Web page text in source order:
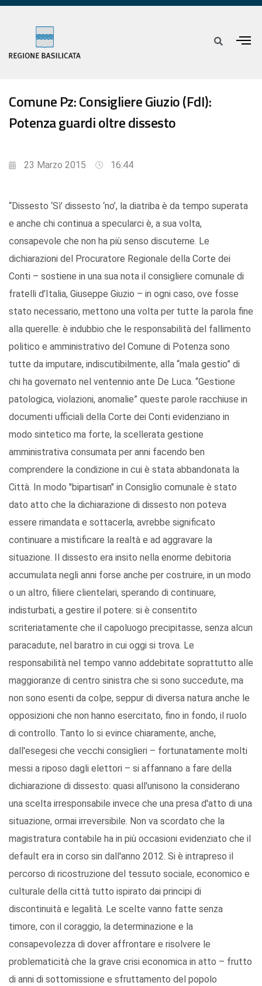
Comune Pz: Consigliere Giuzio (FdI):
Potenza guardi oltre dissesto
23 Marzo 2015 16:44
“Dissesto ‘Sì’ dissesto ‘no’, la diatriba è da tempo superata
e anche chi continua a specularci è, a sua volta,
consapevole che non ha più senso discuterne. Le
dichiarazioni del Procuratore Regionale della Corte dei
Conti – sostiene in una sua nota il consigliere comunale di
fratelli d’Italia, Giuseppe Giuzio – in ogni caso, ove fosse
stato necessario, mettono una volta per tutte la parola fine
alla querelle: è indubbio che le responsabilità del fallimento
politico e amministrativo del Comune di Potenza sono
tutte da imputare, indiscutibilmente, alla “mala gestio” di
chi ha governato nel ventennio ante De Luca. “Gestione
patologica, violazioni, anomalie” queste parole racchiuse in
documenti ufficiali della Corte dei Conti evidenziano in
modo sintetico ma forte, la scellerata gestione
amministrativa consumata per anni facendo ben
comprendere la condizione in cui è stata abbandonata la
Città. In modo "bipartisan" in Consiglio comunale è stato
dato atto che la dichiarazione di dissesto non poteva
essere rimandata e sottacerla, avrebbe significato
continuare a mistificare la realtà e ad aggravare la
situazione. Il dissesto era insito nella enorme debitoria
accumulata negli anni forse anche per costruire, in un modo
o un altro, filiere clientelari, sperando di continuare,
indisturbati, a gestire il potere: si è consentito
scriteriatamente che il capoluogo precipitasse, senza alcun
paracadute, nel baratro in cui oggi si trova. Le
responsabilità nel tempo vanno addebitate soprattutto alle
maggioranze di centro sinistra che si sono succedute, ma
non sono esenti da colpe, seppur di diversa natura anche le
opposizioni che non hanno esercitato, fino in fondo, il ruolo
di controllo. Tanto lo si evince chiaramente, anche,
dall'esegesi che vecchi consiglieri – fortunatamente molti
messi a riposo dagli elettori – si affannano a fare della
dichiarazione di dissesto: quasi all'unisono la considerano
una scelta irresponsabile invece che una presa d'atto di una
situazione, ormai irreversibile. Non va scordato che la
magistratura contabile ha in più occasioni evidenziato che il
default era in corso sin dall'anno 2012. Si è intrapreso il
percorso di ricostruzione del tessuto sociale, economico e
culturale della città tutto ispirato dai principi di
discontinuità e legalità. Le scelte vanno fatte senza
timore, con il coraggio, la determinazione e la
consapevolezza di dover affrontare e risolvere le
problematicità che la grave crisi economica in atto – frutto
di anni di sottomissione e sfruttamento del popolo